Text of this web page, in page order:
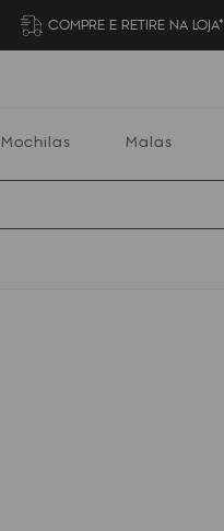
COMPRE E RETIRE NA LOJA*
Mochilas Malas